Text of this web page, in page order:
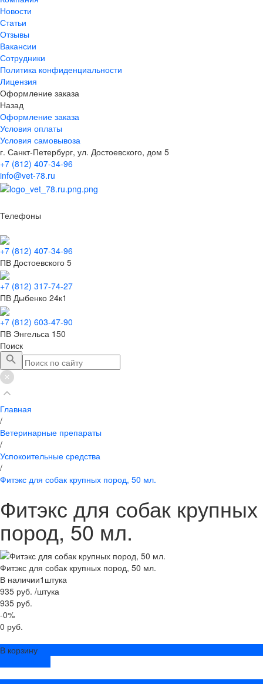
Новости
Статьи
Отзывы
Вакансии
Сотрудники
Политика конфиденциальности
Лицензия
Оформление заказа
Назад
Оформление заказа
Условия оплаты
Условия самовывоза
г. Санкт-Петербург, ул. Достоевского, дом 5
+7 (812) 407-34-96
info@vet-78.ru
Телефоны
+7 (812) 407-34-96
ПВ Достоевского 5
+7 (812) 317-74-27
ПВ Дыбенко 24к1
+7 (812) 603-47-90
ПВ Энгельса 150
Поиск
Главная
/
Ветеринарные препараты
/
Успокоительные средства
/
Фитэкс для собак крупных пород, 50 мл.
Фитэкс для собак крупных
пород, 50 мл.
Фитэкс для собак крупных пород, 50 мл.
В наличии1 штука
935 руб. /штука
935 руб.
-0%
0 руб.
В корзину